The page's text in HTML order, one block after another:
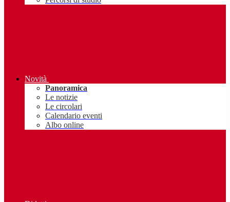
Novità
Panoramica
Le notizie
Le circolari
Calendario eventi
Albo online